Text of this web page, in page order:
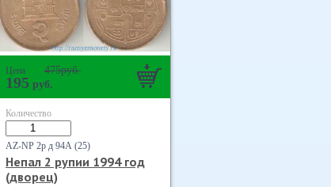
Цена 475руб.
195 руб.
Количество
AZ-NP 2р д 94А (25)
Непал 2 рупии 1994 год
(дворец)